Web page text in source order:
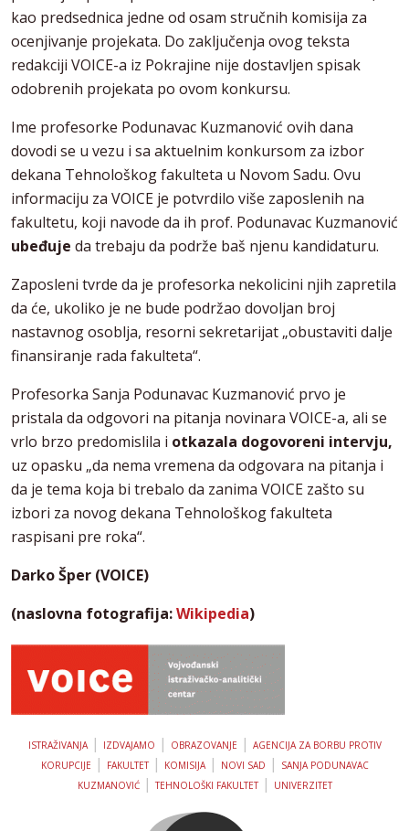
kao predsednica jedne od osam stručnih komisija za
ocenjivanje projekata. Do zaključenja ovog teksta
redakciji VOICE-a iz Pokrajine nije dostavljen spisak
odobrenih projekata po ovom konkursu.
Ime profesorke Podunavac Kuzmanović ovih dana
dovodi se u vezu i sa aktuelnim konkursom za izbor
dekana Tehnološkog fakulteta u Novom Sadu. Ovu
informaciju za VOICE je potvrdilo više zaposlenih na
fakultetu, koji navode da ih prof. Podunavac Kuzmanović
ubeđuje da trebaju da podrže baš njenu kandidaturu.
Zaposleni tvrde da je profesorka nekolicini njih zapretila
da će, ukoliko je ne bude podržao dovoljan broj
nastavnog osoblja, resorni sekretarijat „obustaviti dalje
finansiranje rada fakulteta“.
Profesorka Sanja Podunavac Kuzmanović prvo je
pristala da odgovori na pitanja novinara VOICE-a, ali se
vrlo brzo predomislila i otkazala dogovoreni intervju,
uz opasku „da nema vremena da odgovara na pitanja i
da je tema koja bi trebalo da zanima VOICE zašto su
izbori za novog dekana Tehnološkog fakulteta
raspisani pre roka“.
Darko Šper (VOICE)
(naslovna fotografija:Wikipedia)
ISTRAŽIVANJA| IZDVAJAMO | OBRAZOVANJE | AGENCIJA ZA BORBU PROTIV
KORUPCIJE
| FAKULTET| KOMISIJA| NOVI SAD |
SANJA PODUNAVAC
KUZMANOVIĆ|TEHNOLOŠKI FAKULTET| UNIVERZITET